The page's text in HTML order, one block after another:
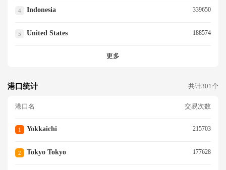
4 Indonesia 339650
5 United States 188574
更多
港口统计 共计301个
港口名 交易次数
1 Yokkaichi 215703
2 Tokyo Tokyo 177628